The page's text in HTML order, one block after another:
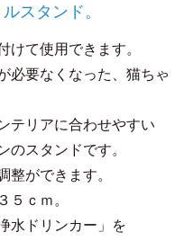
スタンド。
けて使用できます。
必要なくなった、猫ちゃ
テリアに合わせやすい
スタンドです。
整ができます。
ｃｍ。
水ドリンカー」を